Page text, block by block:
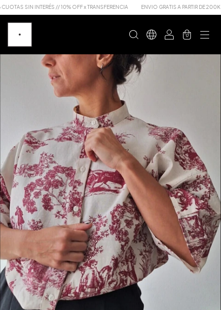
SIN INTERÉS // 10% OFF x TRANSFERENCIA ENVIO GRATIS A PARTIR DE 200K
0